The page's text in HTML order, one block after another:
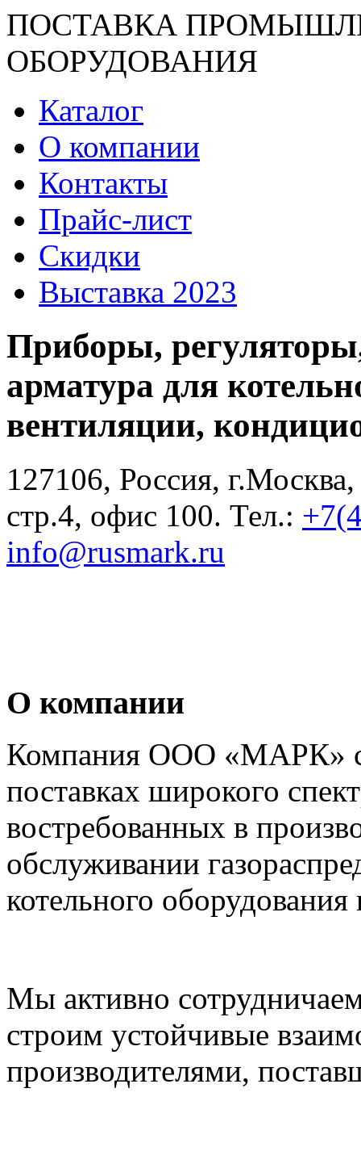
ПОСТАВКА
ОБОРУДОВАНИЯ
Каталог
О компании
Контакты
Прайс-лист
Скидки
Выставка 2023
Приборы,
арматура для
вентиляции,
127106, Россия,
стр.4, офис 100. Тел.:
info@rusmark.ru
О компании
Компания ООО «МАРК» с
поставках широкого
востребованных в
обслуживании
котельного оборудования
Мы активно
строим устойчивые
производителями,